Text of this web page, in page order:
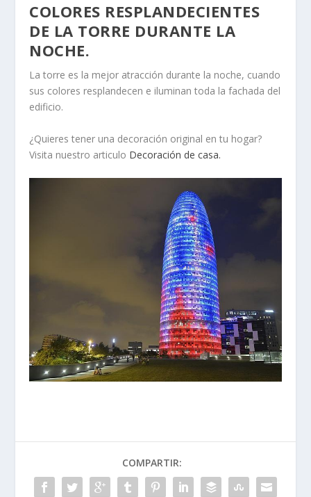
COLORES RESPLANDECIENTES
DE LA TORRE DURANTE LA
NOCHE.
La torre es la mejor atracción durante la noche, cuando
sus colores resplandecen e iluminan toda la fachada del
edificio.
¿Quieres tener una decoración original en tu hogar?
Visita nuestro articulo Decoración de casa.
COMPARTIR: